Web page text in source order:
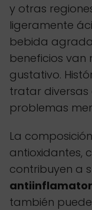
y otras
ligeramente
bebida
beneficios
gustativo.
tratar diversas
problemas
La
antioxidantes,
contribuyen a
también